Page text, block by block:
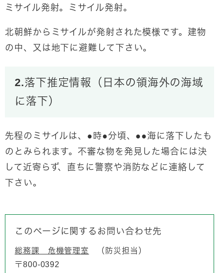
ミサイル発射。ミサイル発射。
北朝鮮からミサイルが発射された模様です。 建物
の中、又は地下に避難して下さい。
2.落下推定情報（日本の領海外の海域
に落下）
先程のミサイルは、●時●分頃、●●海に落下したも
のとみられます。不審な物を発見した場合には決
して近寄らず、直ちに警察や消防などに連絡して
下さい。
このページに関するお問い合わせ先
総務課 危機管理室
防災担当
〒800-0392